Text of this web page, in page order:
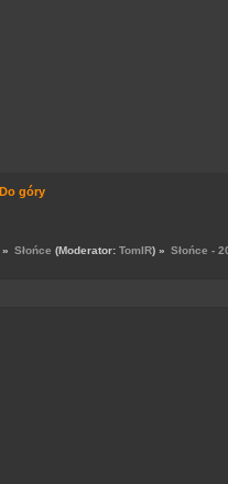
Do góry
» Słońce (Moderator:TomIR) » Słońce -